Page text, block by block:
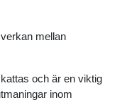
mellan
och är en viktig
inom